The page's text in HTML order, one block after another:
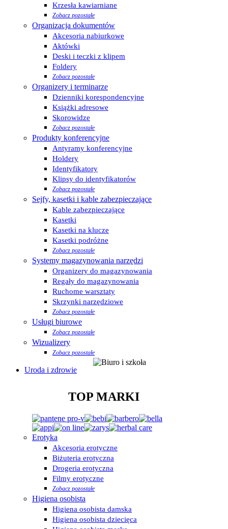
Krzesła kawiarniane
Zobacz pozostałe
Organizacja dokumentów
Akcesoria nabiurkowe
Aktówki
Deski i teczki z klipem
Foldery
Zobacz pozostałe
Organizery i terminarze
Dzienniki korespondencyjne
Książki adresowe
Skorowidze
Zobacz pozostałe
Produkty konferencyjne
Antyramy konferencyjne
Holdery
Identyfikatory
Klipsy do identyfikatorów
Zobacz pozostałe
Sejfy, kasetki i kable zabezpieczające
Kable zabezpieczające
Kasetki
Kasetki na klucze
Kasetki podróżne
Zobacz pozostałe
Systemy magazynowania narzędzi
Organizery do magazynowania
Regały do magazynowania
Ruchome warsztaty
Skrzynki narzędziowe
Zobacz pozostałe
Usługi biurowe
Zobacz pozostałe
Wizualizery
Zobacz pozostałe
Uroda i zdrowie
TOP MARKI
Erotyka
Akcesoria erotyczne
Biżuteria erotyczna
Drogeria erotyczna
Filmy erotyczne
Zobacz pozostałe
Higiena osobista
Higiena osobista damska
Higiena osobista dziecięca